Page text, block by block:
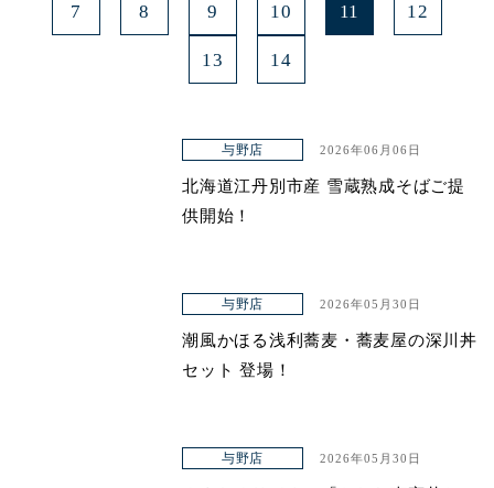
7 8 9 10 11 12
13 14
与野店 2026年06月06日
北海道江丹別市産 雪蔵熟成そばご提
供開始！
与野店 2026年05月30日
潮風かほる浅利蕎麦・蕎麦屋の深川丼
セット 登場！
与野店 2026年05月30日